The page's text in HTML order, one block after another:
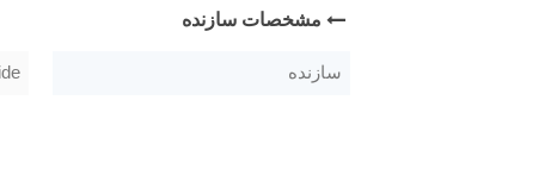
مشخصات سازنده
سازنده